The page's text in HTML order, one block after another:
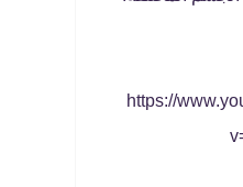
[embed]https://